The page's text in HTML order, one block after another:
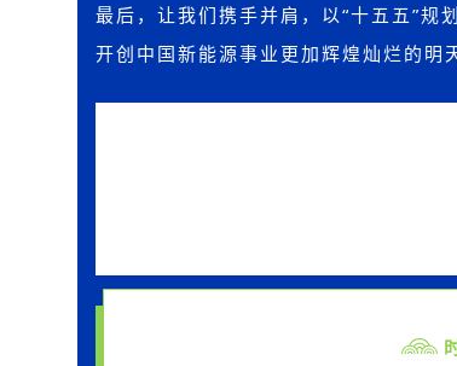
最后，让我们携手并肩，以“十五五”规
开创中国新能源事业更加辉煌灿烂的明